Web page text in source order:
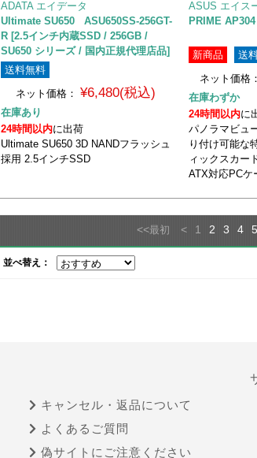
ADATA エイデータ
Ultimate SU650 ASU650SS-256GT-
R [2.5インチ内蔵SSD / 256GB /
SU650 シリーズ / 国内正規代理店品]
送料無料
ネット価格： ¥6,480(税込)
在庫あり
24時間以内に出荷
Ultimate SU650 3D NANDフラッシュ
採用 2.5インチSSD
ASUS エイス
PRIME
新商品
送
ネット価格：
在庫わずか
24時間以内に
パノラマビュ
り付け可能な
ィックスカー
ATX対応PCケ
<<最初 < 1 2 3 4 5
並べ替え：
キャンセル・返品について
よくあるご質問
偽サイトにご注意ください